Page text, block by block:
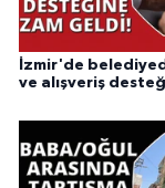
İzmir'de
ve alışveriş